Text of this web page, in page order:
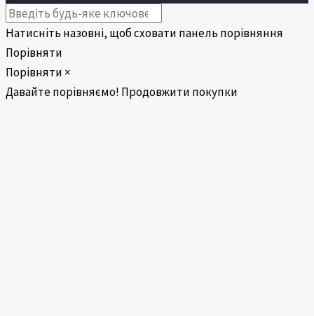
Натисніть назовні, щоб сховати панель порівняння
Порівняти
Порівняти ×
Давайте порівняємо! Продовжити покупки